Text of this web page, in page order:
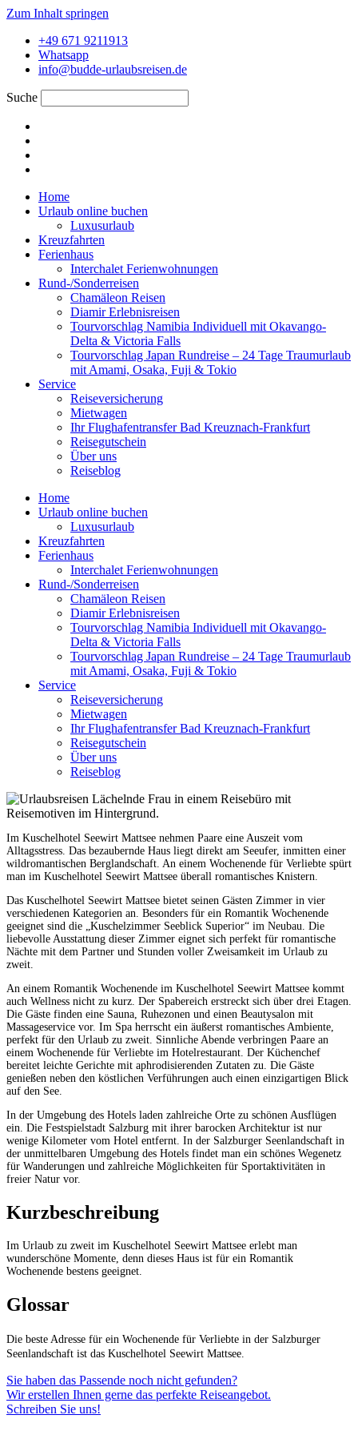
Zum Inhalt springen
+49 671 9211913
Whatsapp
info@budde-urlaubsreisen.de
Suche
Home
Urlaub online buchen
Luxusurlaub
Kreuzfahrten
Ferienhaus
Interchalet Ferienwohnungen
Rund-/Sonderreisen
Chamäleon Reisen
Diamir Erlebnisreisen
Tourvorschlag Namibia Individuell mit Okavango-
Delta & Victoria Falls
Tourvorschlag Japan Rundreise – 24 Tage Traumurlaub
mit Amami, Osaka, Fuji & Tokio
Service
Reiseversicherung
Mietwagen
Ihr Flughafentransfer Bad Kreuznach-Frankfurt
Reisegutschein
Über uns
Reiseblog
Home
Urlaub online buchen
Luxusurlaub
Kreuzfahrten
Ferienhaus
Interchalet Ferienwohnungen
Rund-/Sonderreisen
Chamäleon Reisen
Diamir Erlebnisreisen
Tourvorschlag Namibia Individuell mit Okavango-
Delta & Victoria Falls
Tourvorschlag Japan Rundreise – 24 Tage Traumurlaub
mit Amami, Osaka, Fuji & Tokio
Service
Reiseversicherung
Mietwagen
Ihr Flughafentransfer Bad Kreuznach-Frankfurt
Reisegutschein
Über uns
Reiseblog
Im Kuschelhotel Seewirt Mattsee nehmen Paare eine Auszeit vom
Alltagsstress. Das bezaubernde Haus liegt direkt am Seeufer, inmitten einer
wildromantischen Berglandschaft. An einem Wochenende für Verliebte spürt
man im Kuschelhotel Seewirt Mattsee überall romantisches Knistern.
Das Kuschelhotel Seewirt Mattsee bietet seinen Gästen Zimmer in vier
verschiedenen Kategorien an. Besonders für ein Romantik Wochenende
geeignet sind die „Kuschelzimmer Seeblick Superior“ im Neubau. Die
liebevolle Ausstattung dieser Zimmer eignet sich perfekt für romantische
Nächte mit dem Partner und Stunden voller Zweisamkeit im Urlaub zu
zweit.
An einem Romantik Wochenende im Kuschelhotel Seewirt Mattsee kommt
auch Wellness nicht zu kurz. Der Spabereich erstreckt sich über drei Etagen.
Die Gäste finden eine Sauna, Ruhezonen und einen Beautysalon mit
Massageservice vor. Im Spa herrscht ein äußerst romantisches Ambiente,
perfekt für den Urlaub zu zweit. Sinnliche Abende verbringen Paare an
einem Wochenende für Verliebte im Hotelrestaurant. Der Küchenchef
bereitet leichte Gerichte mit aphrodisierenden Zutaten zu. Die Gäste
genießen neben den köstlichen Verführungen auch einen einzigartigen Blick
auf den See.
In der Umgebung des Hotels laden zahlreiche Orte zu schönen Ausflügen
ein. Die Festspielstadt Salzburg mit ihrer barocken Architektur ist nur
wenige Kilometer vom Hotel entfernt. In der Salzburger Seenlandschaft in
der unmittelbaren Umgebung des Hotels findet man ein schönes Wegenetz
für Wanderungen und zahlreiche Möglichkeiten für Sportaktivitäten in
freier Natur vor.
Kurzbeschreibung
Im Urlaub zu zweit im Kuschelhotel Seewirt Mattsee erlebt man
wunderschöne Momente, denn dieses Haus ist für ein Romantik
Wochenende bestens geeignet.
Glossar
Die beste Adresse für ein Wochenende für Verliebte in der Salzburger
Seenlandschaft ist das Kuschelhotel Seewirt Mattsee.
Sie haben das Passende noch nicht gefunden?
Wir erstellen Ihnen gerne das perfekte Reiseangebot.
Schreiben Sie uns!